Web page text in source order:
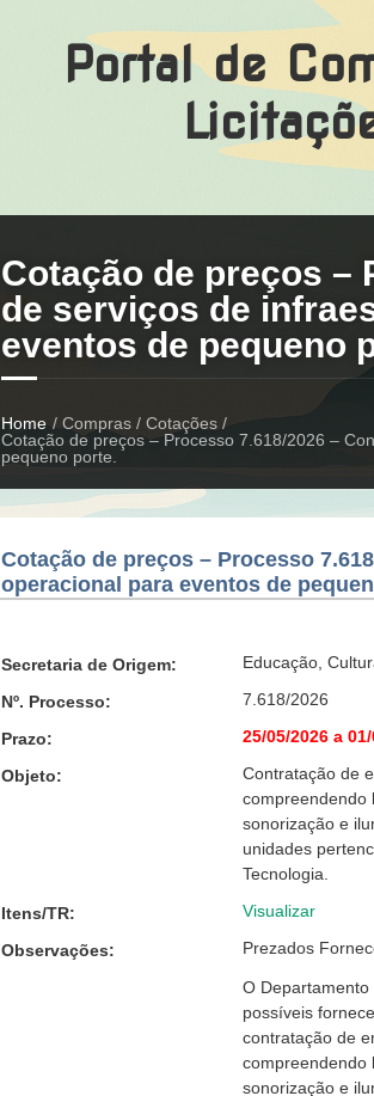
Portal de
Cotação de preços –
de serviços de
eventos de pequeno
Home / Compras / Cotações /
Cotação de preços – Processo 7.618/2026 –
pequeno porte.
Cotação de preços – Processo
operacional para eventos de
Secretaria de Origem: Educação,
Nº. Processo: 7.618/2026
Prazo: 25/05/2026 a
Objeto:
Contratação de
compreendendo
sonorização e
unidades
Tecnologia.
Itens/TR: Visualizar
Observações: Prezados
O
possíveis
contratação de
compreendendo
sonorização e